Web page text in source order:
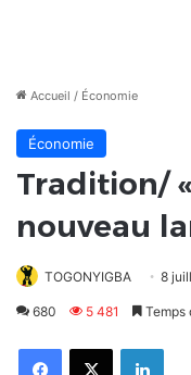
Accueil / Économie
Économie
Tradition/
nouveau
TOGONYIGBA 8
680 5 481 Temps
FacebookX